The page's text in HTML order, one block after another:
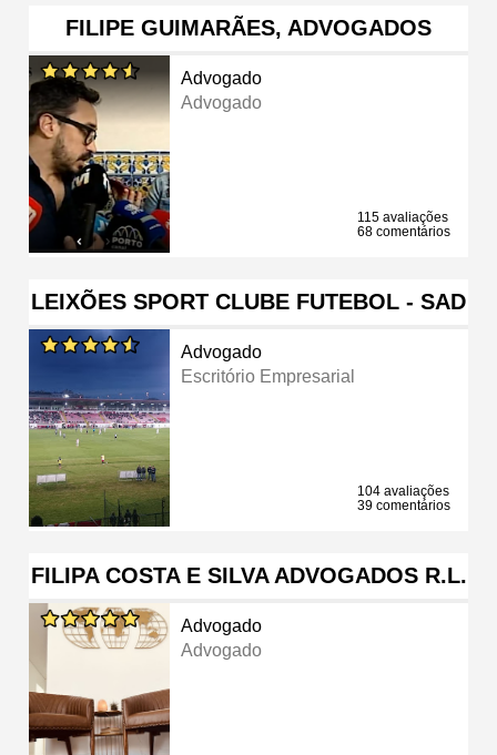
FILIPE GUIMARÃES, ADVOGADOS
Advogado
Advogado
115 avaliações
68 comentários
LEIXÕES SPORT CLUBE FUTEBOL - SAD
Advogado
Escritório Empresarial
104 avaliações
39 comentários
FILIPA COSTA E SILVA ADVOGADOS R.L.
Advogado
Advogado